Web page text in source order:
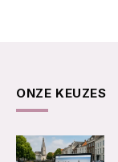
ONZE KEUZES